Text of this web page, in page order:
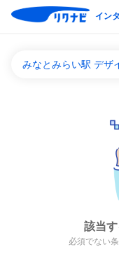
イン
該当す
必須でない